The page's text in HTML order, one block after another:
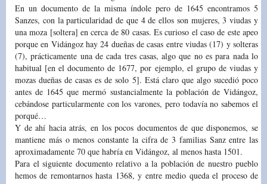
En un documento de la misma índole pero de 1645 encontramos 5
Sanzes, con la particularidad de que 4 de ellos son mujeres, 3 viudas y
una moza [soltera] en cerca de 80 casas. Es curioso el caso de este apeo
porque en Vidángoz hay 24 dueñas de casas entre viudas (17) y solteras
(7), prácticamente una de cada tres casas, algo que no es para nada lo
habitual [en el documento de 1677, por ejemplo, el grupo de viudas y
mozas dueñas de casas es de solo 5]. Está claro que algo sucedió poco
antes de 1645 que mermó sustancialmente la población de Vidángoz,
cebándose particularmente con los varones, pero todavía no sabemos el
porqué…
Y de ahí hacia atrás, en los pocos documentos de que disponemos, se
mantiene más o menos constante la cifra de 3 familias Sanz entre las
aproximadamente 70 que habría en Vidángoz, al menos hasta 1501.
Para el siguiente documento relativo a la población de nuestro pueblo
hemos de remontarnos hasta 1368, y entre medio queda el proceso de